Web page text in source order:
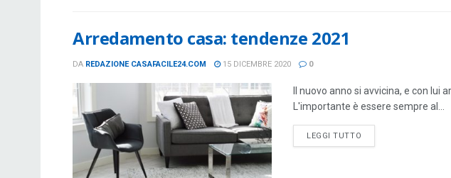
Arredamento casa: tendenze 2021
DA REDAZIONE CASAFACILE24.COM 15 DICEMBRE 2020 0
Il nuovo anno si avvicina, e con
L'importante è essere sempre al...
LEGGI TUTTO